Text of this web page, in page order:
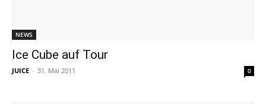
NEWS
Ice Cube auf Tour
JUICE - 31. Mai 2011 0